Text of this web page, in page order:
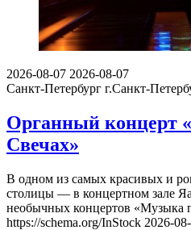
2026-08-07 2026-08-07
Санкт-Петербург г.Санкт-
Органный концерт
Свечах»
В одном из самых красивых и
столицы — в концертном зале
необычных концертов «Музыка
https://schema.org/InStock 2026-